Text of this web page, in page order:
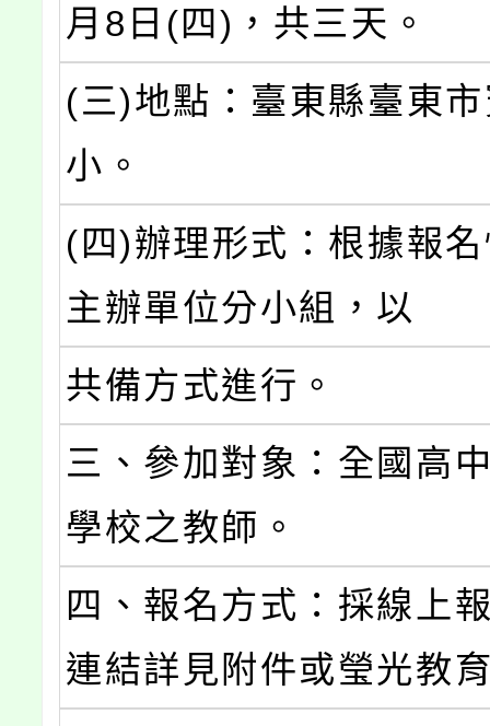
月8日(四)，共三天。
(三)地點：臺東縣臺東
小。
(四)辦理形式：根據報
主辦單位分小組，以
共備方式進行。
三、參加對象：全國高
學校之教師。
四、報名方式：採線上
連結詳見附件或瑩光教